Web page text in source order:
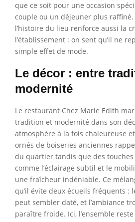
que ce soit pour une occasion
couple ou un déjeuner plus
l’histoire du lieu renforce aussi la
l’établissement : on sent qu’il ne
simple effet de mode.
Le décor : entre
modernité
Le restaurant Chez Marie Edith
tradition et modernité dans son
atmosphère à la fois chaleureuse
ornés de boiseries anciennes
du quartier tandis que des
comme l’éclairage subtil et le
une fraîcheur indéniable. Ce
qu’il évite deux écueils fréquents :
peut sembler daté, et l’ambiance
paraître froide. Ici, l’ensemble